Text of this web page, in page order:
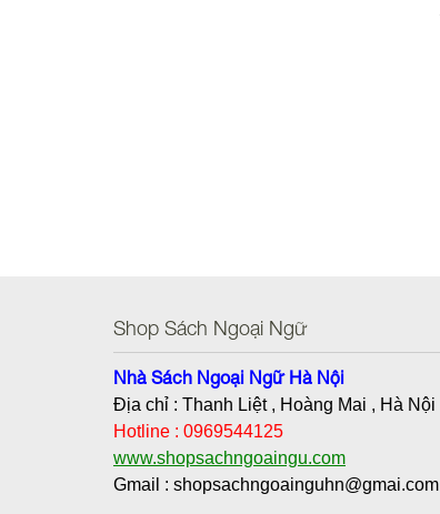
Shop Sách Ngoại Ngữ
Nhà Sách Ngoại Ngữ Hà Nội
Địa chỉ : Thanh Liệt , Hoàng Mai , Hà Nội
Hotline : 0969544125
www.shopsachngoaingu.com
Gmail : shopsachngoainguhn@gmai.com